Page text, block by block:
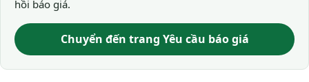
hồi báo giá.
Chuyển đến trang Yêu cầu báo giá